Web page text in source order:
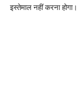
इस्तेमाल नहीं करना होगा।